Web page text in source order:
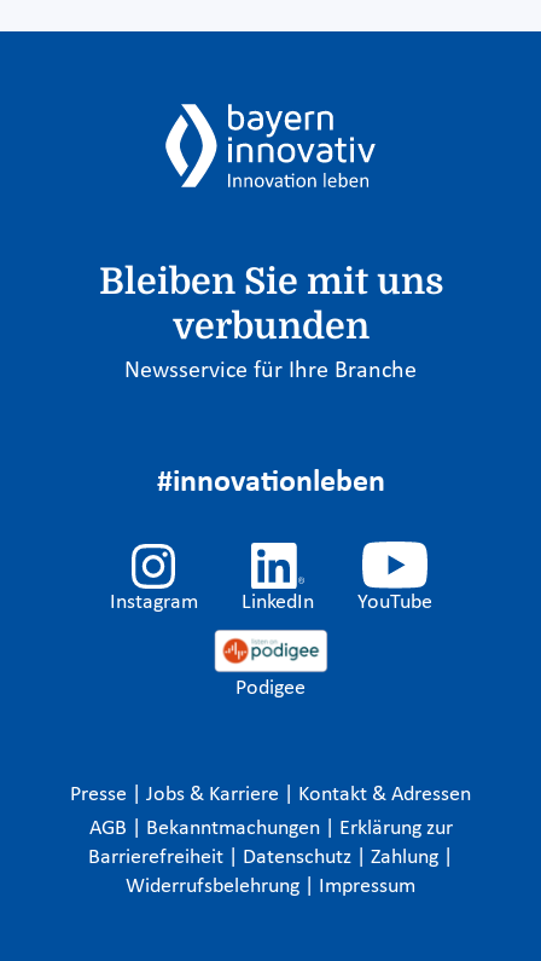
Bleiben Sie mit uns
verbunden
Newsservice für Ihre Branche
#innovationleben
Instagram LinkedIn YouTube
Podigee
Presse Jobs & Karriere
Kontakt & Adressen
AGB
Bekanntmachungen
Erklärung zur
Barrierefreiheit
Datenschutz Zahlung
Widerrufsbelehrung
Impressum